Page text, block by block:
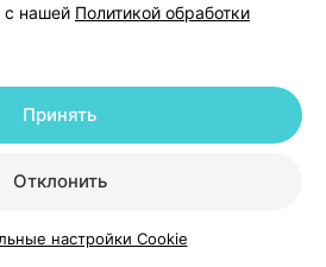
КорзинаИзбранноеПрофиль
удостоверения и
225612, Брестская обл., г.
2 00 02, 2 00 03
с нашей Политикой обработки
Отклонить
Принять
настройки Cookie